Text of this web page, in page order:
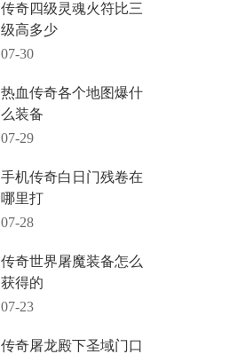
传奇四级灵魂火符比三
级高多少
07-30
热血传奇各个地图爆什
么装备
07-29
手机传奇白日门残卷在
哪里打
07-28
传奇世界屠魔装备怎么
获得的
07-23
传奇屠龙殿下圣域门口